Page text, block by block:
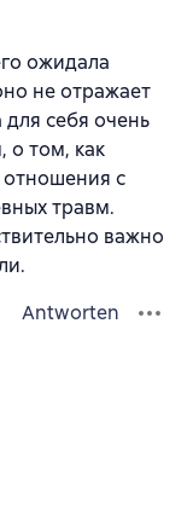
ожидала
не отражает
себя очень
о том, как
с
травм.
важно
Antworten